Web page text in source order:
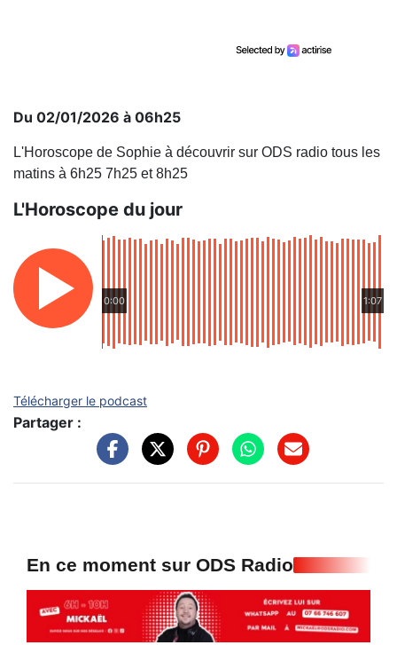
Du 02/01/2026 à 06h25
L'Horoscope de Sophie à découvrir sur ODS radio tous les
matins à 6h25 7h25 et 8h25
L'Horoscope du jour
0:00 1:07
Télécharger le podcast
Partager :
En ce moment sur ODS Radio